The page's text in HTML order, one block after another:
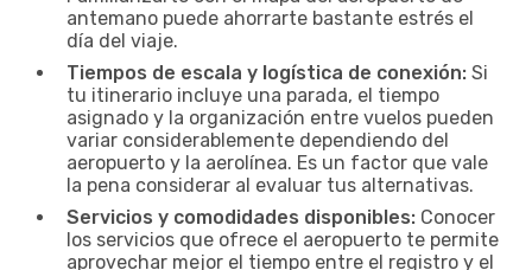
antemano puede ahorrarte bastante estrés el
día del viaje.
Tiempos de escala y logística de conexión: Si
tu itinerario incluye una parada, el tiempo
asignado y la organización entre vuelos pueden
variar considerablemente dependiendo del
aeropuerto y la aerolínea. Es un factor que vale
la pena considerar al evaluar tus alternativas.
Servicios y comodidades disponibles: Conocer
los servicios que ofrece el aeropuerto te permite
aprovechar mejor el tiempo entre el registro y el